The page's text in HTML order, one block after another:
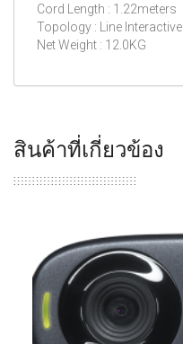
Cord Length : 1.22meters
Topology : Line Interactive
Net Weight : 12.0KG
สินค้าที่เกี่ยวข้อง